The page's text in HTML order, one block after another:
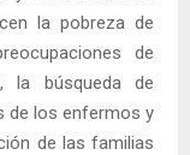
la pobreza de
de
la búsqueda de
de los enfermos y
de las familias